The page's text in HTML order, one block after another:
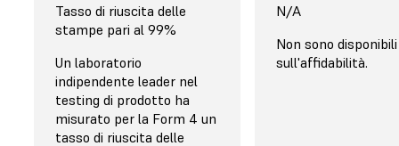
Automatizzata
Le nostre
post-elaborazione
semplificano e
automatizzano il processo
per aiutarti a ottenere
risultati di alta qualità in
Tasso di riuscita delle
stampe pari al 99%
Un laboratorio
indipendente leader nel
testing di prodotto ha
misurato per la Form 4 un
tasso di riuscita delle
Manuale
La camera di
post-stampa Flash
N/A
Non sono
sull'affidabilità.